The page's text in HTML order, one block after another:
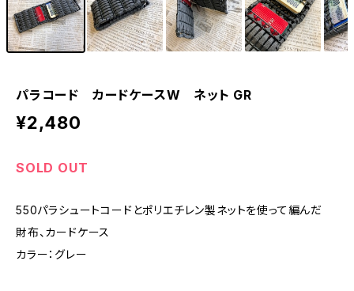
パラコード カードケースW ネット GR
¥2,480
SOLD OUT
550パラシュートコードとポリエチレン製ネットを使って編んだ
財布、カードケース
カラー：グレー